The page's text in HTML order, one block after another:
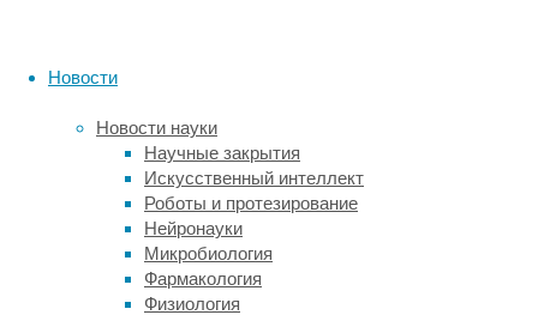
Новости
Новости науки
Научные закрытия
Искусственный интеллект
Роботы и протезирование
Нейронауки
Микробиология
Фармакология
Физиология
использовании
будет
применять
купирования
тиков
синдроме
Туретта